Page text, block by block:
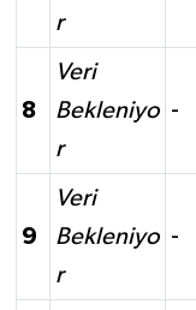
r
8
Veri
Bekleniyo
r
-
9
Veri
Bekleniyo
r
-